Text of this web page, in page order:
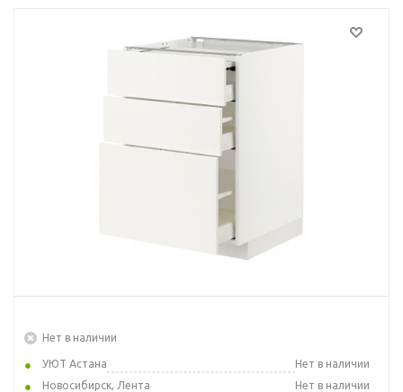
Нет в наличии
УЮТ Астана
Нет в наличии
Новосибирск, Лента
Нет в наличии